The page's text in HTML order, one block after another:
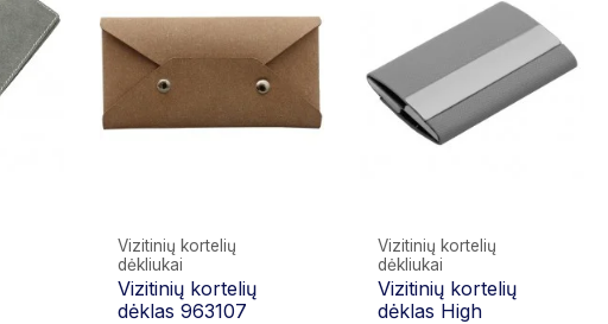
Vizitinių kortelių
dėkliukai
Vizitinių kortelių
dėklas 963107
Vizitinių kortelių
dėkliukai
Vizitinių kortelių
dėklas High